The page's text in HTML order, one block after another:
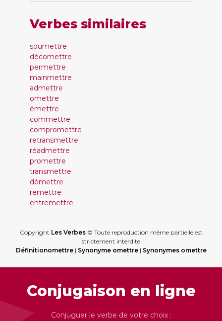
Verbes similaires
soumettre
décomettre
permettre
mainmettre
admettre
omettre
émettre
commettre
compromettre
retransmettre
réadmettre
promettre
transmettre
démettre
remettre
entremettre
Copyright Les Verbes© Toute reproduction même partielle est
strictement interdite
Définitionomettre| Synonyme omettre| Synonymes omettre
Conjugaison en ligne
Conjuguer le verbe de votre choix :